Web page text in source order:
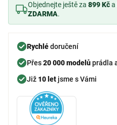
Objednejte ještě za 899 Kča
ZDARMA.
Rychlédoručení
Přes20 000 modelůprádla
Již 10 let jsme s Vámi